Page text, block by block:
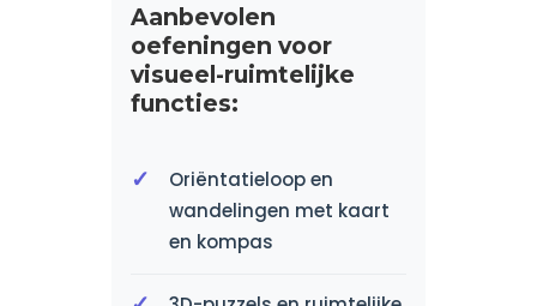
Aanbevolen
oefeningen voor
visueel-ruimtelijke
functies:
Oriëntatieloop en
wandelingen met kaart
en kompas